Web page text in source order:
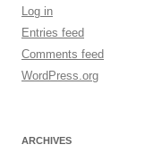
Log in
Entries feed
Comments feed
WordPress.org
ARCHIVES